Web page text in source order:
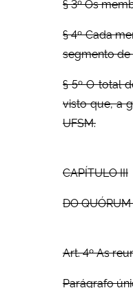
§ 3º Os
§ 4º Cada
segmento de
§ 5º O total
visto que, a
UFSM.
CAPÍTULO III
DO
Art. 4º As
Parágrafo